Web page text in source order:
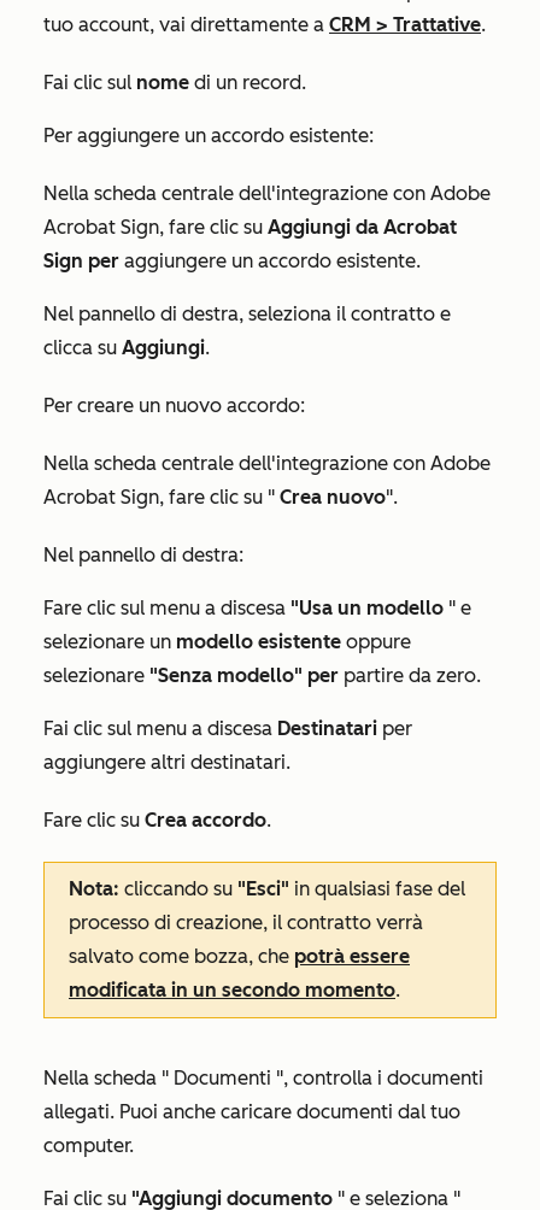
tuo account, vai direttamente a CRM > Trattative.
Fai clic sul nome di un record.
Per aggiungere un accordo esistente:
Nella scheda centrale dell'integrazione con Adobe
Acrobat Sign, fare clic su Aggiungi da Acrobat
Sign per aggiungere un accordo esistente.
Nel pannello di destra, seleziona il contratto e
clicca su Aggiungi.
Per creare un nuovo accordo:
Nella scheda centrale dell'integrazione con Adobe
Acrobat Sign, fare clic su " Crea nuovo".
Nel pannello di destra:
Fare clic sul menu a discesa "Usa un modello " e
selezionare un modello esistente oppure
selezionare "Senza modello" per partire da zero.
Fai clic sul menu a discesa Destinatari per
aggiungere altri destinatari.
Fare clic su Crea accordo.
Nota: cliccando su "Esci" in qualsiasi fase del
processo di creazione, il contratto verrà
salvato come bozza, che potrà essere
modificata in un secondo momento.
Nella scheda " Documenti ", controlla i documenti
allegati. Puoi anche caricare documenti dal tuo
computer.
Fai clic su "Aggiungi documento " e seleziona "